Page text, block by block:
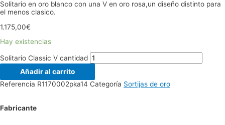
Solitario en oro blanco con una V en oro rosa,un diseño distinto para
el menos clasico.
1.175,00€
Hay existencias
Solitario Classic V cantidad
Añadir al carrito
Referencia R1170002pka14 Categoría Sortijas de oro
Fabricante